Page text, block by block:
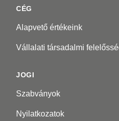
CÉG
Alapvető értékeink
Vállalati társadalmi
JOGI
Szabványok
Nyilatkozatok